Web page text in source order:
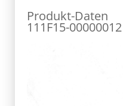
Produkt-Daten
111F15-00000012